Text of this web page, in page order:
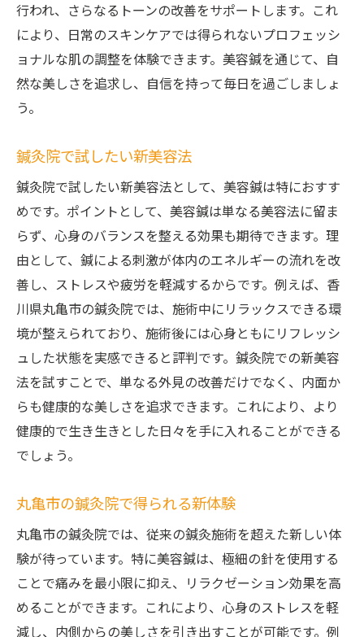
行われ、さらなるトーンの改善をサポートします。これ
により、日常のスキンケアでは得られないプロフェッシ
ョナルな肌の調整を体験できます。美容鍼を通じて、自
然な美しさを追求し、自信を持って毎日を過ごしましょ
う。
鍼灸院で試したい新美容法
鍼灸院で試したい新美容法として、美容鍼は特におすす
めです。ポイントとして、美容鍼は単なる美容法に留ま
らず、心身のバランスを整える効果も期待できます。理
由として、鍼による刺激が体内のエネルギーの流れを改
善し、ストレスや疲労を軽減するからです。例えば、香
川県丸亀市の鍼灸院では、施術中にリラックスできる環
境が整えられており、施術後には心身ともにリフレッシ
ュした状態を実感できると評判です。鍼灸院での新美容
法を試すことで、単なる外見の改善だけでなく、内面か
らも健康的な美しさを追求できます。これにより、より
健康的で生き生きとした日々を手に入れることができる
でしょう。
丸亀市の鍼灸院で得られる新体験
丸亀市の鍼灸院では、従来の鍼灸施術を超えた新しい体
験が待っています。特に美容鍼は、極細の針を使用する
ことで痛みを最小限に抑え、リラクゼーション効果を高
めることができます。これにより、心身のストレスを軽